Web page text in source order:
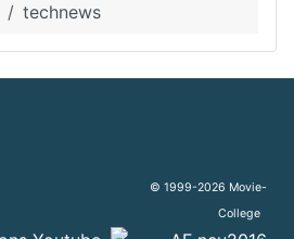
technews
© 1999-2026 Movie-
College